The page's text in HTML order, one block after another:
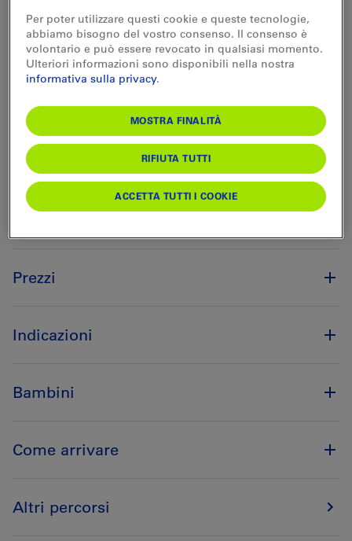
Der Rätselweg Kehrsatz–
Gurten ist eine
Kooperation der BLS AG
und des Kulturprozent
der Migros Aare.
Prezzi
Indicazioni
Bambini
Come arrivare
Altri percorsi
Per poter utilizzare questi cookie e queste tecnologie,
abbiamo bisogno del vostro consenso. Il consenso è
volontario e può essere revocato in qualsiasi momento.
Ulteriori informazioni sono disponibili nella nostra
informativa sulla privacy.
MOSTRA FINALITÀ
RIFIUTA TUTTI
ACCETTA TUTTI I COOKIE